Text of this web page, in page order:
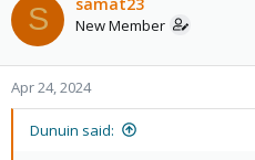
S New Member
Apr 24, 2024
Dunuin said: